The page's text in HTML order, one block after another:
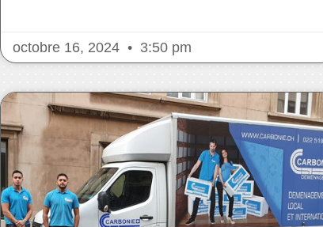
octobre 16, 2024 3:50 pm